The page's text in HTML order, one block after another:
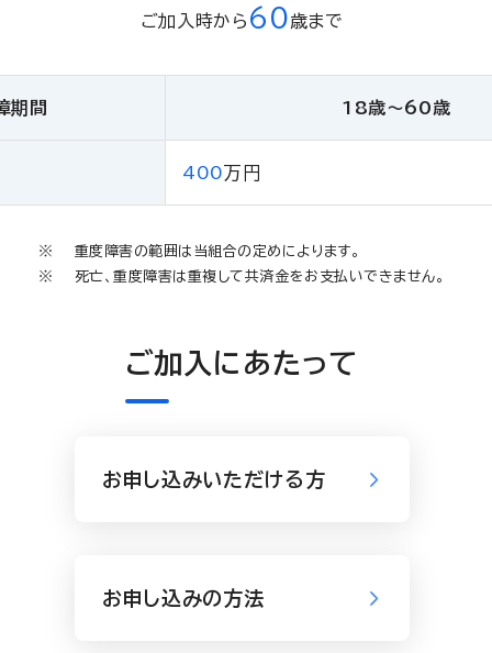
ご加入時から 60歳まで
期間 18歳〜60歳
400万円
重度障害の範囲は当組合の定めによります。
死亡、重度障害は重複して共済金をお支払いできません。
ご加入にあたって
お申し込みいただける方
お申し込みの方法